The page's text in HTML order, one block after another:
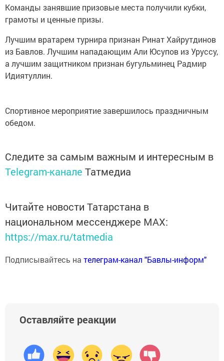
Команды занявшие призовые места получили кубки,
грамоты и ценные призы.
Лучшим вратарем турнира признан Ринат Хайрутдинов
из Бавлов. Лучшим нападающим Али Юсупов из Уруссу,
а лучшим защитником признан бугульминец Радмир
Идиятуллин.
Спортивное мероприятие завершилось праздничным
обедом.
Следите за самым важным и интересным в
Telegram-канале Татмедиа
Читайте новости Татарстана в
национальном мессенджере MАХ:
https://max.ru/tatmedia
Подписывайтесь на телеграм-канал "Бавлы-информ"
Оставляйте реакции